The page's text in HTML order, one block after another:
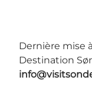
Dernière mise
Destination